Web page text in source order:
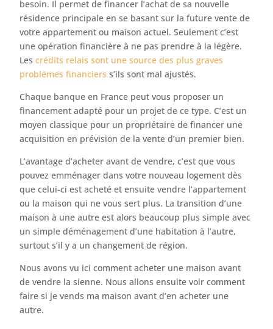
besoin. Il permet de financer l’achat de sa nouvelle
résidence principale en se basant sur la future vente de
votre appartement ou maison actuel. Seulement c’est
une opération financière à ne pas prendre à la légère.
Lescrédits relais sont une source des plus graves
problèmes financiers s’ils sont mal ajustés.
Chaque banque en France peut vous proposer un
financement adapté pour un projet de ce type. C’est un
moyen classique pour un propriétaire de financer une
acquisition en prévision de la vente d’un premier bien.
L’avantage d’acheter avant de vendre, c’est que vous
pouvez emménager dans votre nouveau logement dès
que celui-ci est acheté et ensuite vendre l’appartement
ou la maison qui ne vous sert plus. La transition d’une
maison à une autre est alors beaucoup plus simple avec
un simple déménagement d’une habitation à l’autre,
surtout s’il y a un changement de région.
Nous avons vu ici comment acheter une maison avant
de vendre la sienne. Nous allons ensuite voir comment
faire si je vends ma maison avant d’en acheter une
autre.